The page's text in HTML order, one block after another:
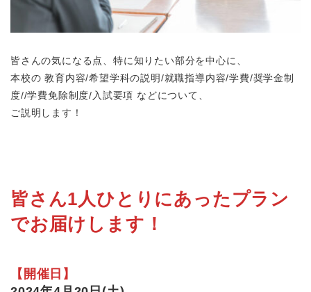
皆さんの気になる点、特に知りたい部分を中心に、
本校の 教育内容/希望学科の説明/就職指導内容/学費/奨学金制
度//学費免除制度/入試要項 などについて、
ご説明します！
皆さん1人ひとりにあったプラン
でお届けします！
【開催日】